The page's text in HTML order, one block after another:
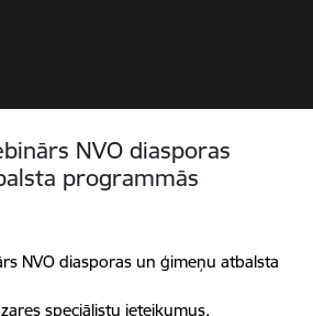
NVO diasporas
programmās
NVO diasporas un ģimeņu atbalsta
speciālistu ieteikumus,